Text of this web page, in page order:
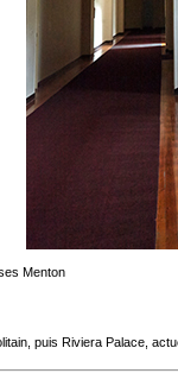
Menton
puis Riviera Palace,